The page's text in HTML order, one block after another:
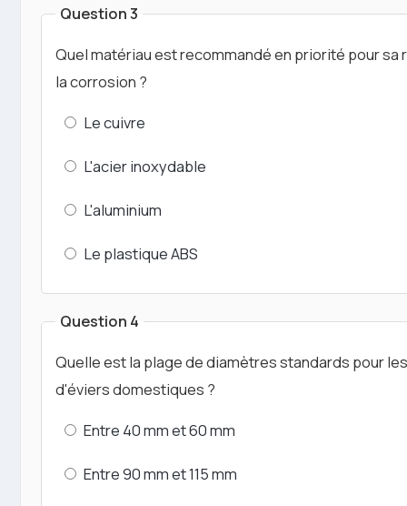
Question 3
Quel matériau est recommandé en priorité pour sa
la corrosion ?
Le cuivre
L'acier inoxydable
L'aluminium
Le plastique ABS
Question 4
Quelle est la plage de diamètres standards pour
d'éviers domestiques ?
Entre 40 mm et 60 mm
Entre 90 mm et 115 mm